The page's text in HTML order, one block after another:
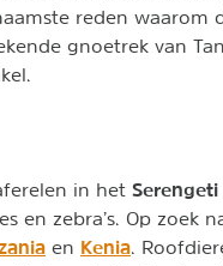
reden waarom
gnoetrek van
in het
en zebra’s. Op zoek
en Kenia.